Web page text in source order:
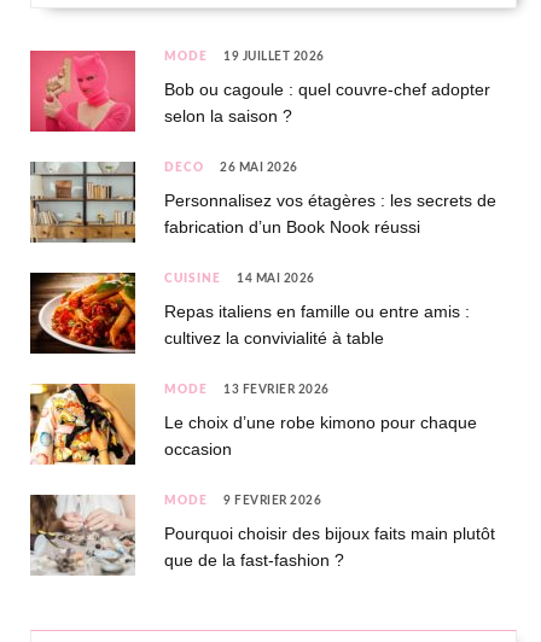
MODE 19 JUILLET 2026
Bob ou cagoule : quel couvre-chef adopter
selon la saison ?
DÉCO 26 MAI 2026
Personnalisez vos étagères : les secrets de
fabrication d’un Book Nook réussi
CUISINE 14 MAI 2026
Repas italiens en famille ou entre amis :
cultivez la convivialité à table
MODE 13 FÉVRIER 2026
Le choix d’une robe kimono pour chaque
occasion
MODE 9 FÉVRIER 2026
Pourquoi choisir des bijoux faits main plutôt
que de la fast-fashion ?